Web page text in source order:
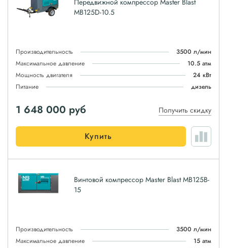
Передвижной компрессор Master Blast
MB125D-10.5
Производительность
3500 л/мин
Максимальное давление
10.5 атм
Мощность двигателя
24 кВт
Питание
дизель
1 648 000 руб Получить скидку
Купить
Винтовой компрессор Master Blast MB125B-
15
Производительность
3500 л/мин
Максимальное давление
15 атм